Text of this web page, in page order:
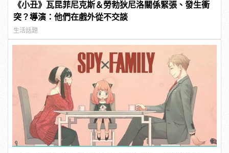
《小丑》瓦昆菲尼克斯＆勞勃狄尼洛關係緊張、發生衝
突？導演：他們在戲外從不交談
生活話題